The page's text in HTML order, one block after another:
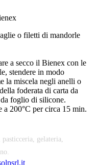
o filetti di mandorle
a secco il Bienex con le
stendere in modo
la miscela negli anelli o
foderata di carta da
foglio di silicone.
a 200°C per circa 15 min.
gelateria,